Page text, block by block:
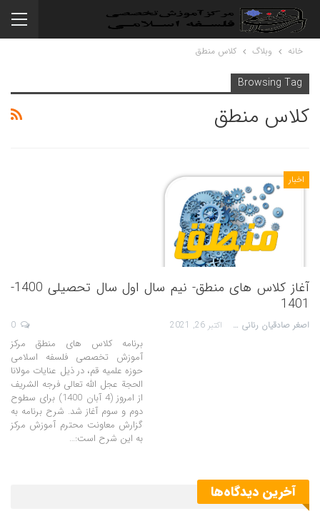
خانه وبلاگ کلاس منطق
Browsing Tag
کلاس منطق
اخبار
آغاز کلاس های منطق- نیم سال اول سال تحصیلی 1400-
1401
اصغر صادقیان رنانی اکتبر 26, 2021
برنامه کلاس های منطق مرکز
آموزش تخصصی فلسفه اسلامی
حوزه علمیه قم، در ذیل عنایات مولانا
الحجة عجل الله تعالی فرجه الشریف
از امروز (4 آبان 1400) برای سطوح
دوم و سوم آغاز شد. شرح برنامه به
گزارش معاونت محترم آموزش مرکز
به این شرح است:…
آخرین دیدگاه‌ها